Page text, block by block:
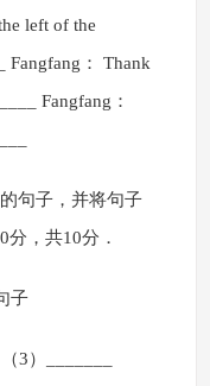
left of the
Fangfang： Thank
Fangfang：
句子，并将句子
，共10分．
子
3）_______